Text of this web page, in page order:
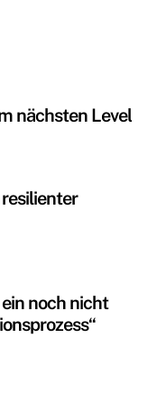
nächsten Level
noch nicht